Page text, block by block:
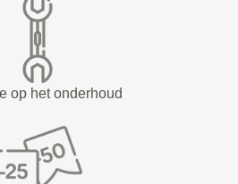
op het onderhoud